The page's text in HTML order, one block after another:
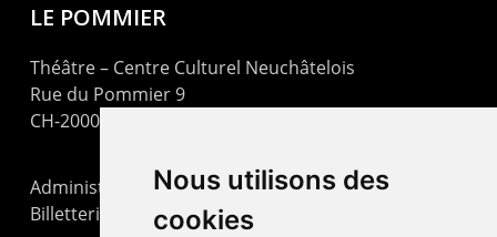
Nous utilisons des
cookies
LE POMMIER
Théâtre – Centre Culturel Neuchâtelois
Rue du Pommier 9
CH-2000 Neuchâtel
Administration : +41 32 725 03 03
Billetterie : +41 32 725 05 05